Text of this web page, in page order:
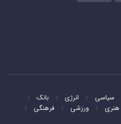
سیاسی انرژی
بانک
هنری ورزشی
فرهنگی